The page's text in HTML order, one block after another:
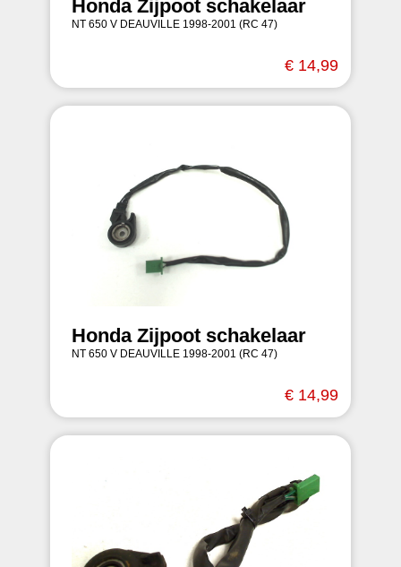
Honda Zijpoot schakelaar
NT 650 V DEAUVILLE 1998-2001 (RC 47)
€ 14,99
Honda Zijpoot schakelaar
NT 650 V DEAUVILLE 1998-2001 (RC 47)
€ 14,99